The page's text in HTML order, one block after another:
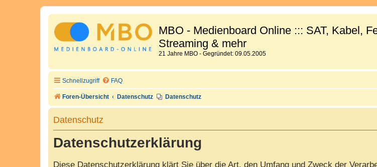
MBO - Medienboard Online ::: SAT, Kabel,
Streaming & mehr
21 Jahre MBO - Gegründet: 09.05.2005
Schnellzugriff FAQ
Foren-Übersicht Datenschutz Datenschutz
Datenschutz
Datenschutzerklärung
Diese Datenschutzerklärung klärt Sie über die Art, den Umfang und Zweck der